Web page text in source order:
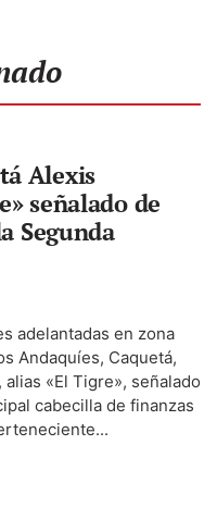
Alexis
señalado de
Segunda
adelantadas en zona
Andaquíes, Caquetá,
«El Tigre», señalado
cabecilla de finanzas